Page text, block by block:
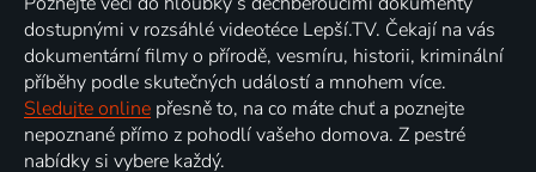
dostupnými v rozsáhlé videotéce Lepší.TV. Čekají na vás
dokumentární filmy o přírodě, vesmíru, historii, kriminální
příběhy podle skutečných událostí a mnohem více.
Sledujte online přesně to, na co máte chuť a poznejte
nepoznané přímo z pohodlí vašeho domova. Z pestré
nabídky si vybere každý.